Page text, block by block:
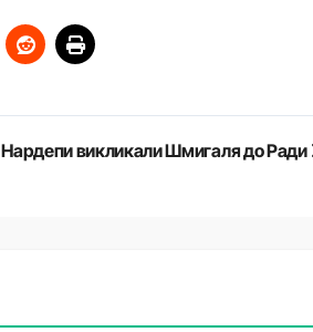
Нардепи викликали Шмигаля до Ради